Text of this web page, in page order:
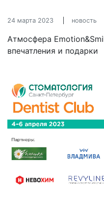
24 марта 2023 новость
Атмосфера
впечатления и подарки